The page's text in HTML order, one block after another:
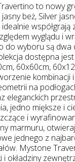
to nowy
beż, Silver
współgrają
wyglądu i
do wyboru są dwa
dostępna
60x60cm,
kombinacji
na
eleganckich
jedno miększe i
i
marmuru,
jednego z
Mystone
i okładziny